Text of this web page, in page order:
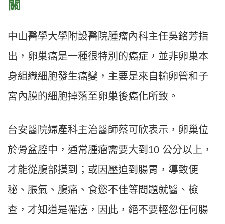
關
中山醫學大學附設醫院腫瘤內科主任吳銘芳指
出，卵巢癌是一種很特別的癌症，並非卵巢本
身組織細胞發生癌變，主要是來自輸卵管和子
宮內膜的細胞掉落至卵巢後癌化所致。
台安醫院婦產科主治醫師蔡可欣表示，卵巢位
於骨盆腔中，通常腫瘤需要大到10 公分以上，
才能從腹部摸到；或因壓迫到腸胃，導致便
秘、脹氣、腹痛、食慾不佳等問題就醫、檢
查，才知道是罹癌，因此，絕不要輕忽任何腸